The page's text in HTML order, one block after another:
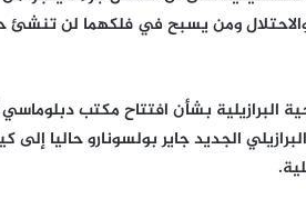
والاحتلال ومن يسبح في فلكهما لن
البرازيلية بشأن افتتاح مكتب
الجديد جاير بولسونارو حاليا إلى